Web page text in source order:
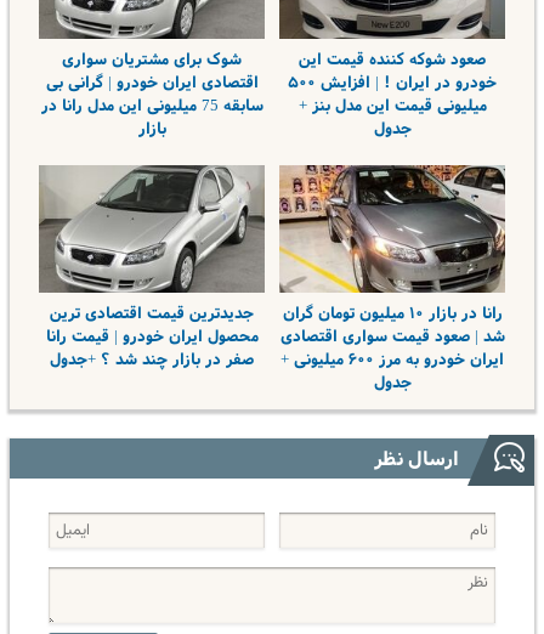
صعود شوکه کننده قیمت این
خودرو در ایران ! | افزایش ۵۰۰
میلیونی قیمت این مدل بنز +
جدول
شوک برای مشتریان سواری
اقتصادی ایران خودرو | گرانی بی
سابقه 75 میلیونی این مدل رانا در
بازار
رانا در بازار ۱۰ میلیون تومان گران
شد | صعود قیمت سواری اقتصادی
ایران خودرو به مرز ۶۰۰ میلیونی +
جدول
جدیدترین قیمت اقتصادی ترین
محصول ایران خودرو | قیمت رانا
صفر در بازار چند شد ؟ +جدول
ارسال نظر